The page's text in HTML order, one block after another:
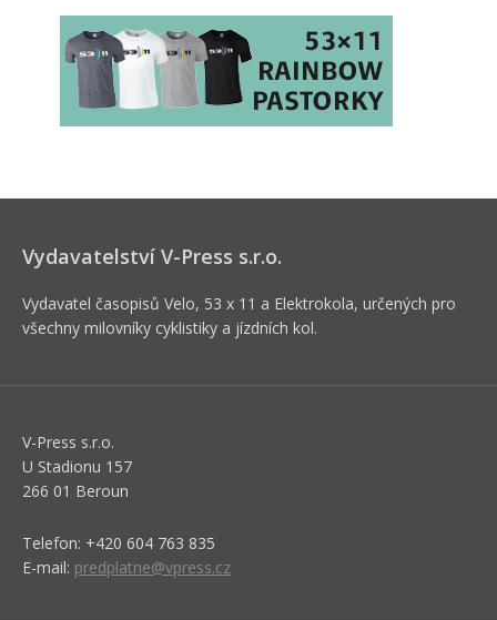
Vydavatelství V-Press s.r.o.
Vydavatel časopisů Velo, 53 x 11 a Elektrokola, určených pro
všechny milovníky cyklistiky a jízdních kol.
V-Press s.r.o.
U Stadionu 157
266 01 Beroun
Telefon: +420 604 763 835
E-mail: predplatne@vpress.cz